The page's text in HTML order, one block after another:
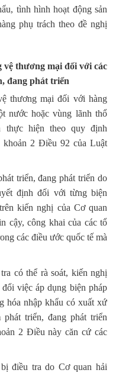
tình hình hoạt động sản
phụ trách theo đề nghị
thương mại đối với các
đang phát triển
thương mại đối với hàng
nước hoặc vùng lãnh thổ
thực hiện theo quy định
2 Điều 92 của Luật
triển, đang phát triển do
định đối với từng biện
kiến nghị của Cơ quan
cậy, công khai của các tổ
các điều ước quốc tế mà
có thể rà soát, kiến nghị
việc áp dụng biện pháp
hóa nhập khẩu có xuất xứ
triển, đang phát triển
2 Điều này căn cứ các
điều tra do Cơ quan hải